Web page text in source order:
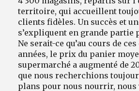
territoire, qui accueillent
clients fidèles. Un succès et
s’expliquent en grande partie
Ne serait-ce qu’au cours de
années, le prix du panier
supermarché a augmenté de
que nous recherchions
plans pour nous nourrir, nous